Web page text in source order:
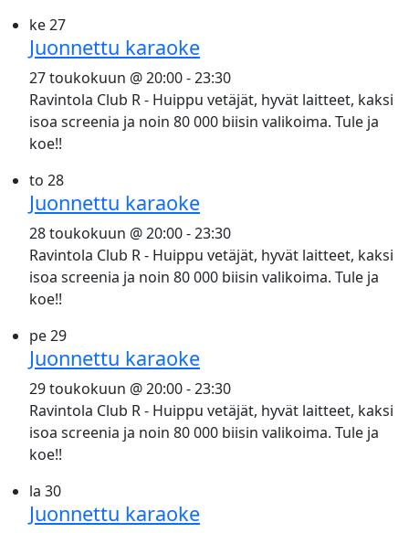
ke27
Juonnettu karaoke
27 toukokuun @ 20:00-23:30
Ravintola Club R - Huippu vetäjät, hyvät laitteet, kaksi
isoa screenia ja noin 80 000 biisin valikoima. Tule ja
koe!!
to 28
Juonnettu karaoke
28 toukokuun @ 20:00-23:30
Ravintola Club R - Huippu vetäjät, hyvät laitteet, kaksi
isoa screenia ja noin 80 000 biisin valikoima. Tule ja
koe!!
pe29
Juonnettu karaoke
29 toukokuun @ 20:00-23:30
Ravintola Club R - Huippu vetäjät, hyvät laitteet, kaksi
isoa screenia ja noin 80 000 biisin valikoima. Tule ja
koe!!
la 30
Juonnettu karaoke